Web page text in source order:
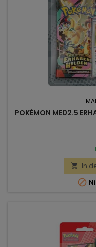
POKÉMON ME02.5
 In
